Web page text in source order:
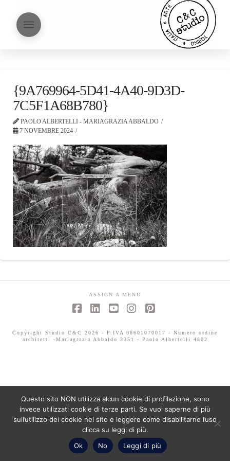
{9A769964-5D41-4A40-9D3D-
7C5F1A68B780}
PAOLO ALBERTELLI - MARIAGRAZIA ABBALDO
7 NOVEMBRE 2024
ASSIGN A MENU
Copyright Studio C&C 2026 - P.IVA 08601070017 - Numero ordine
architetti -Mariagrazia Abbaldo 3351 - Paolo Albertelli 4802
Questo sito NON utilizza alcun cookie di profilazione, sono
invece utilizzati cookie di terze parti. Se vuoi saperne di più
sull’utilizzo dei cookie nel sito e leggere come disabilitarne l’uso
clicca su leggi di più.
Ok
No Leggi di più